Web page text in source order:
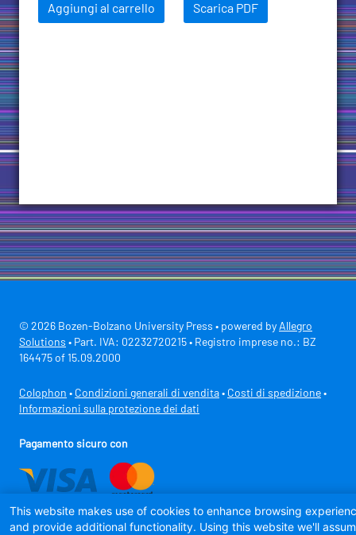
Aggiungi al carrello Scarica PDF
© 2026 Bozen-Bolzano University Press • powered by Allegro
Solutions • Part. IVA: 02232720215 • Registro imprese no.: BZ
164475 of 15.09.2000
Colophon • Condizioni generali di vendita • Costi di spedizione •
Informazioni sulla protezione dei dati
Pagamento sicuro con
This website makes use of cookies to enhance browsing
and provide additional functionality. Using this website we'll